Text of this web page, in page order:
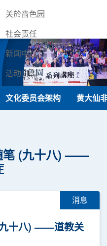
关於啬色园
社会责任
新闻中心
活动日志
联络我们
文化委员会架构 黄大仙
笔 (九十八) ——
消息
十八) ——道教关